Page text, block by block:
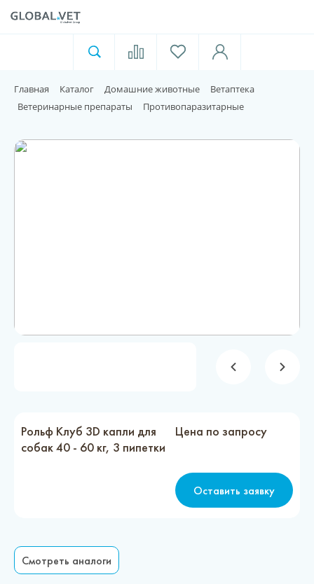
Для пищевой индустрии
Домашние животные
Контакты
Главная Каталог Домашние животные
Ветаптека
Ветеринарные препараты
Противопаразитарные
Рольф Клуб 3D капли для
собак 40 - 60 кг, 3 пипетки
Цена по запросу
Оставить заявку
Смотреть аналоги